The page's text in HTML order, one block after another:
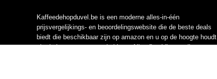
Kaffeedehopduvel.be is een moderne alles-in-één
prijsvergelijkings- en beoordelingswebsite die de beste deals
biedt die beschikbaar zijn op amazon en u op de hoogte houdt
via de laatst toegevoegde blogs. Alle afbeeldingen zijn